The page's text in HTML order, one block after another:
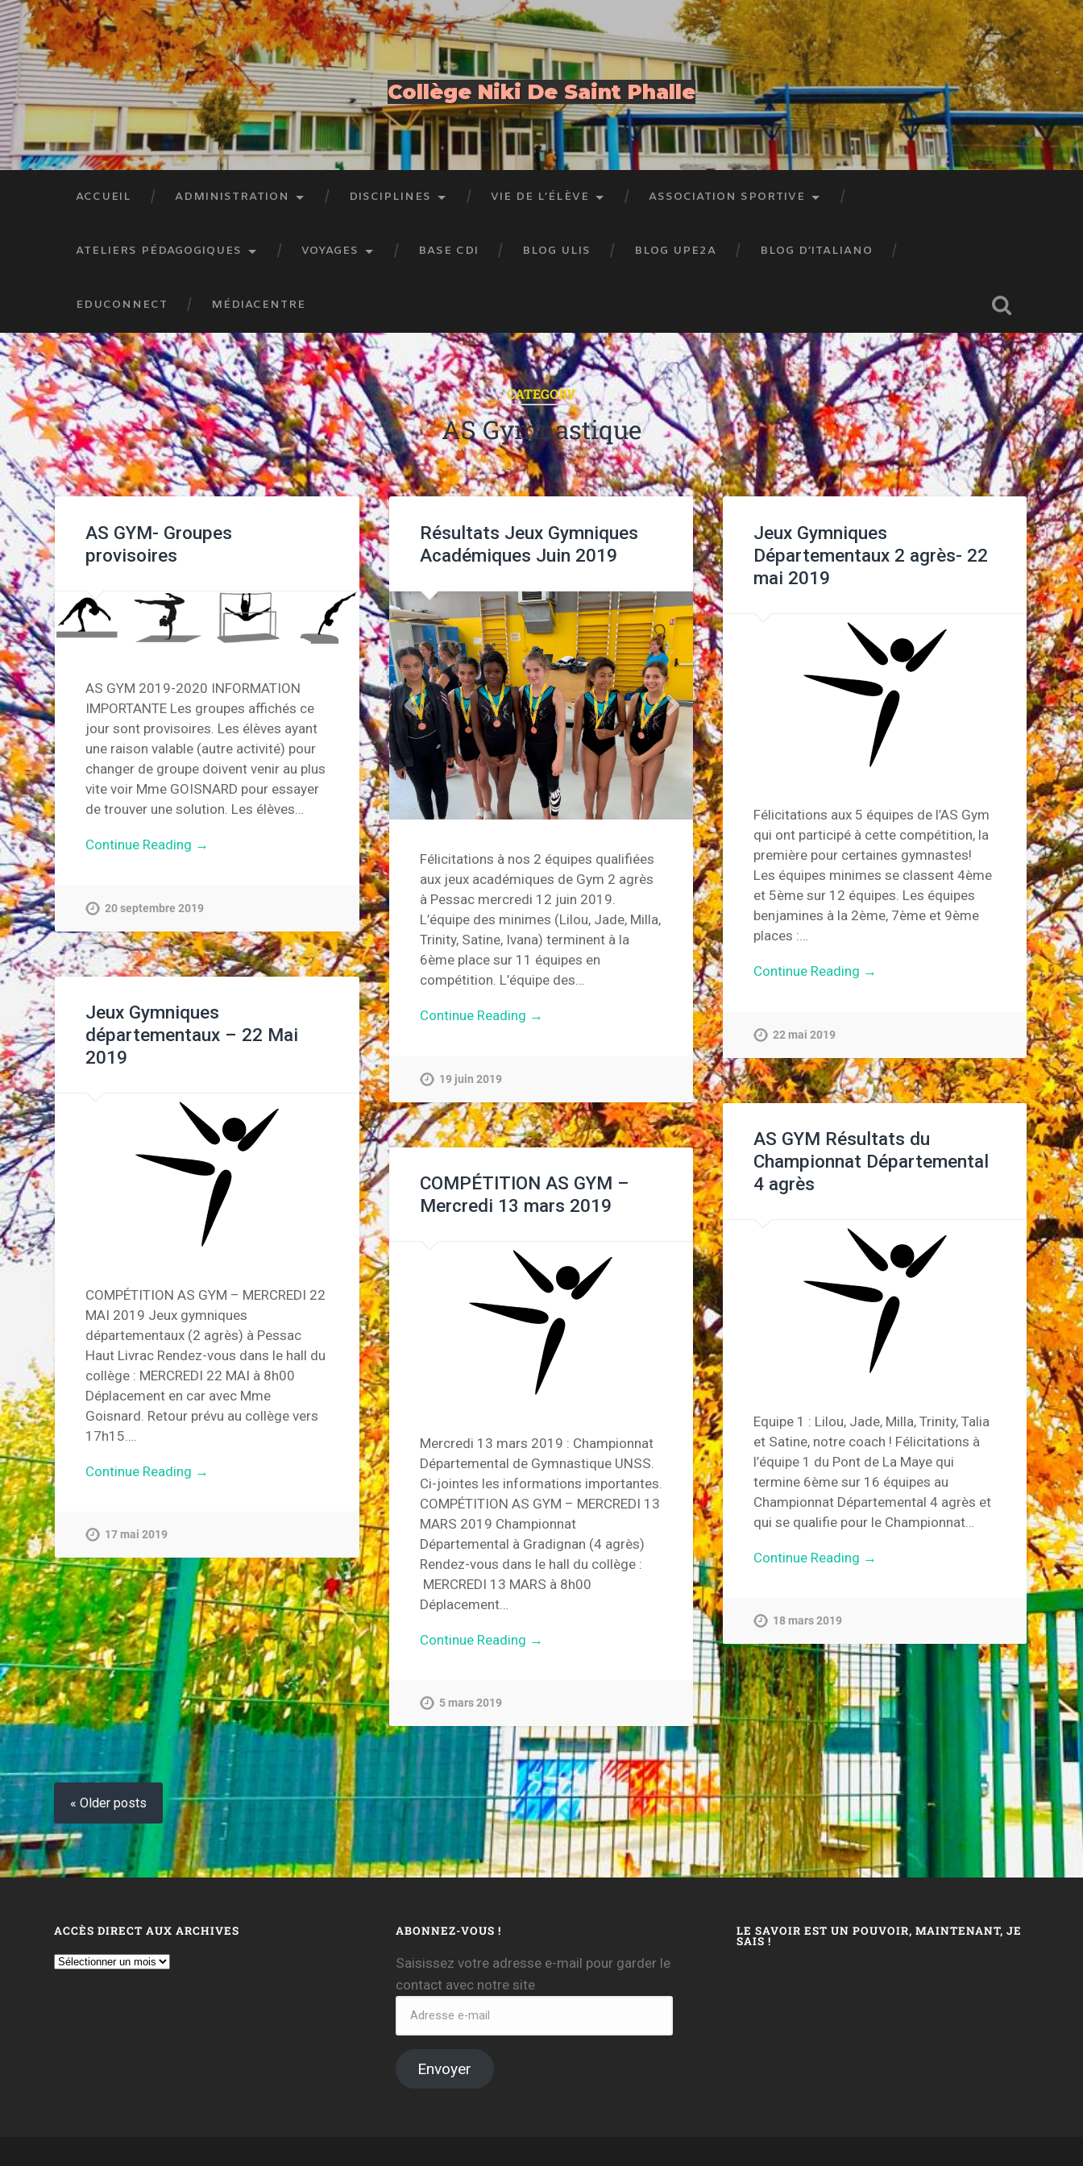
Collège Niki De Saint Phalle
ACCUEIL ADMINISTRATION DISCIPLINES VIE DE L’ÉLÈVE ASSOCIATION SPORTIVE
ATELIERS PÉDAGOGIQUES VOYAGES BASE CDI BLOG ULIS BLOG UPE2A BLOG D’ITALIANO
EDUCONNECT MÉDIACENTRE
CATEGORY
AS Gymnastique
AS GYM- Groupes
provisoires
AS GYM 2019-2020 INFORMATION
IMPORTANTE Les groupes affichés ce
jour sont provisoires. Les élèves ayant
une raison valable (autre activité) pour
changer de groupe doivent venir au plus
vite voir Mme GOISNARD pour essayer
de trouver une solution. Les élèves…
Continue Reading →
20 septembre 2019
Résultats Jeux Gymniques
Académiques Juin 2019
Félicitations à nos 2 équipes qualifiées
aux jeux académiques de Gym 2 agrès
à Pessac mercredi 12 juin 2019.
L’équipe des minimes (Lilou, Jade, Milla,
Trinity, Satine, Ivana) terminent à la
6ème place sur 11 équipes en
compétition. L’équipe des…
Continue Reading →
19 juin 2019
Jeux Gymniques
Départementaux 2 agrès- 22
mai 2019
Félicitations aux 5 équipes de l’AS Gym
qui ont participé à cette compétition, la
première pour certaines gymnastes!
Les équipes minimes se classent 4ème
et 5ème sur 12 équipes. Les équipes
benjamines à la 2ème, 7ème et 9ème
places :…
Continue Reading →
22 mai 2019
Jeux Gymniques
départementaux – 22 Mai
2019
COMPÉTITION AS GYM – MERCREDI 22
MAI 2019 Jeux gymniques
départementaux (2 agrès) à Pessac
Haut Livrac Rendez-vous dans le hall du
collège : MERCREDI 22 MAI à 8h00
Déplacement en car avec Mme
Goisnard. Retour prévu au collège vers
17h15….
Continue Reading →
17 mai 2019
AS GYM Résultats du
Championnat Départemental
4 agrès
Equipe 1 : Lilou, Jade, Milla, Trinity, Talia
et Satine, notre coach ! Félicitations à
l’équipe 1 du Pont de La Maye qui
termine 6ème sur 16 équipes au
Championnat Départemental 4 agrès et
qui se qualifie pour le Championnat…
Continue Reading →
18 mars 2019
COMPÉTITION AS GYM –
Mercredi 13 mars 2019
Mercredi 13 mars 2019 : Championnat
Départemental de Gymnastique UNSS.
Ci-jointes les informations importantes.
COMPÉTITION AS GYM – MERCREDI 13
MARS 2019 Championnat
Départemental à Gradignan (4 agrès)
Rendez-vous dans le hall du collège :
MERCREDI 13 MARS à 8h00
Déplacement…
Continue Reading →
5 mars 2019
« Older posts
ACCÈS DIRECT AUX ARCHIVES ABONNEZ-VOUS !
Saisissez votre adresse e-mail pour garder le
contact avec notre site
Envoyer
LE SAVOIR EST UN POUVOIR, MAINTENANT, JE
SAIS !